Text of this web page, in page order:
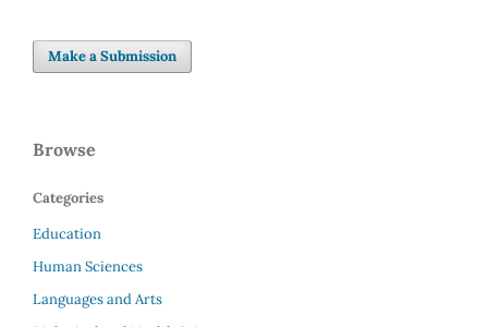
Make a Submission
Browse
Categories
Education
Human Sciences
Languages and Arts